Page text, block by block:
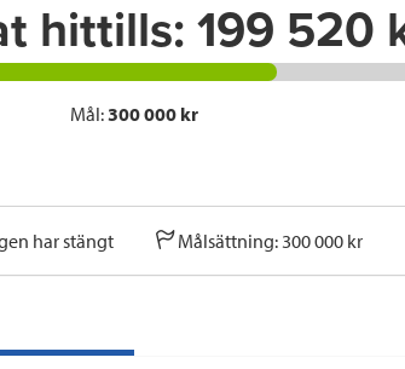
hittills: 199 520
Mål:300 000 kr
har stängt Målsättning: 300 000 kr